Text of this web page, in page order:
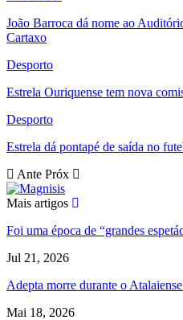
João Barroca dá nome ao
Cartaxo
Desporto
Estrela Ouriquense tem nova
Desporto
Estrela dá pontapé de saída no
Ante Próx
Mais artigos
Foi uma época de “grandes
Jul 21, 2026
Adepta morre durante o
Mai 18, 2026